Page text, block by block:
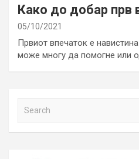
Како до добар прв
05/10/2021
Првиот впечаток е
може многу да помогне или